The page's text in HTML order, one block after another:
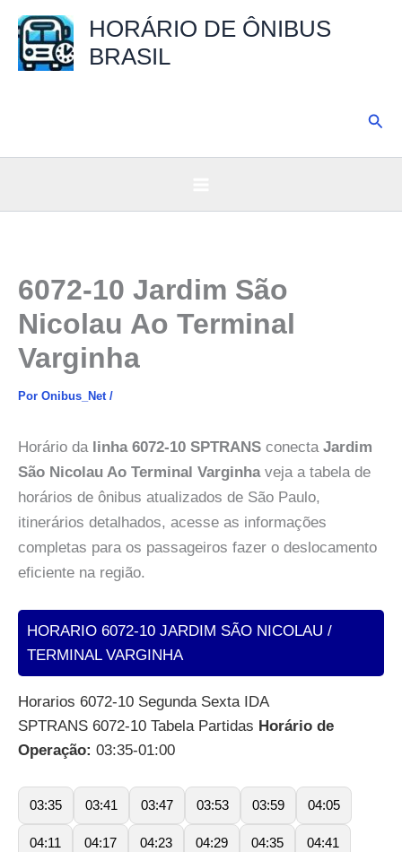
para
HORÁRIO DE ÔNIBUS
BRASIL
6072-10 Jardim São
Nicolau Ao Terminal
Varginha
Por Onibus_Net /
Horário da linha 6072-10 SPTRANS conecta Jardim
São Nicolau Ao Terminal Varginhaveja a tabela de
horários de ônibus atualizados de São Paulo,
itinerários detalhados, acesse as informações
completas para os passageiros fazer o deslocamento
eficiente na região.
HORARIO 6072-10 JARDIM SÃO NICOLAU /
TERMINAL VARGINHA
Horarios 6072-10 Segunda Sexta IDA
SPTRANS 6072-10 Tabela Partidas Horário de
Operação: 03:35-01:00
03:35 03:41 03:47 03:53 03:59 04:05
04:11 04:17 04:23 04:29 04:35 04:41